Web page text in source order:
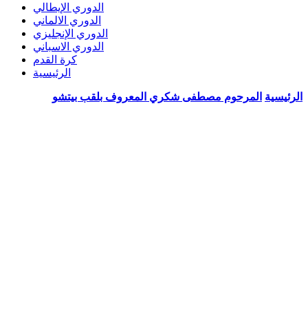
الدوري الإيطالي
الدوري الالماني
الدوري الإنجليزي
الدوري الاسباني
كرة القدم
الرئيسية
الرئيسية المرحوم مصطفى شكري المعروف بلقب بيتشو